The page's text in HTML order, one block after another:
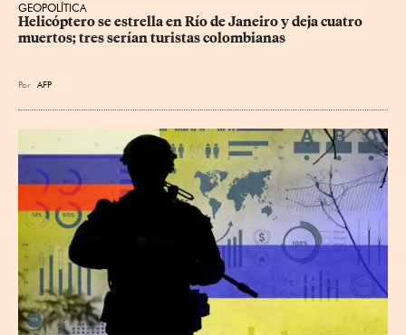
GEOPOLÍTICA
Helicóptero se estrella en Río de Janeiro y deja cuatro
muertos; tres serían turistas colombianas
Por AFP